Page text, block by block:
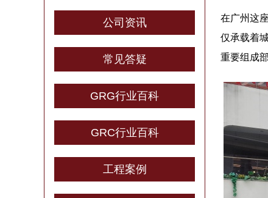
公司资讯
常见答疑
GRG行业百科
GRC行业百科
工程案例
在广州这
仅承载着
重要组成部